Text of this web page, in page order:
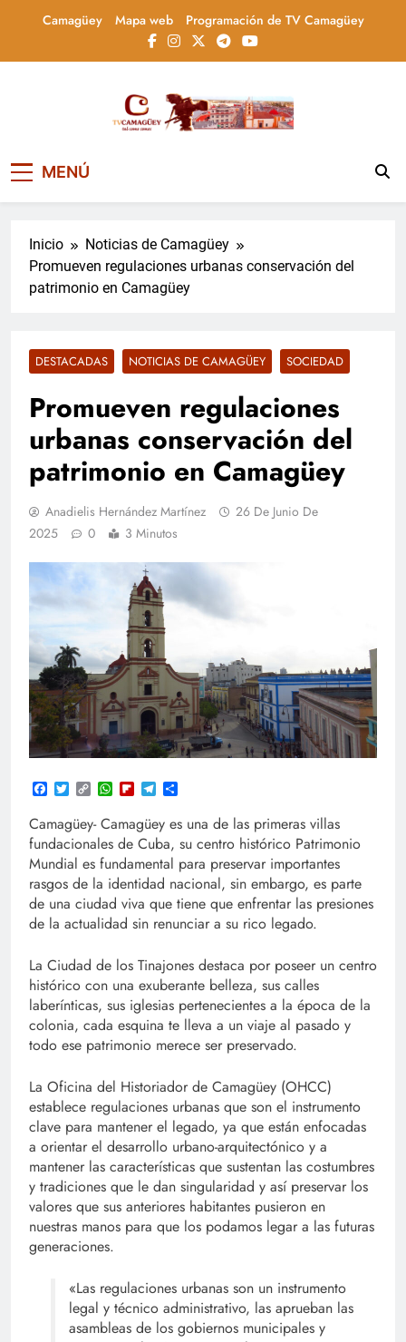
Camagüey Mapa web Programación de TV Camagüey
Televisión Camagüey,
Cuba
informa, educa y entretiene con contenidos
la actualidad nacional
MENÚ
Inicio
Noticias de Camagüey
Promueven regulaciones urbanas conservación del
patrimonio en Camagüey
DESTACADAS NOTICIAS DE CAMAGÜEY SOCIEDAD
Promueven regulaciones
urbanas conservación del
patrimonio en Camagüey
Anadielis Hernández Martínez
26 De Junio De
2025
0 3 Minutos
Facebook
TwitterCopy
Link
WhatsApp
FlipboardTelegram
Camagüey- Camagüey es una de las primeras villas
fundacionales de Cuba, su centro histórico Patrimonio
Mundial es fundamental para preservar importantes
rasgos de la identidad nacional, sin embargo, es parte
de una ciudad viva que tiene que enfrentar las presiones
de la actualidad sin renunciar a su rico legado.
La Ciudad de los Tinajones destaca por poseer un centro
histórico con una exuberante belleza, sus calles
laberínticas, sus iglesias pertenecientes a la época de la
colonia, cada esquina te lleva a un viaje al pasado y
todo ese patrimonio merece ser preservado.
La Oficina del Historiador de Camagüey (OHCC)
establece regulaciones urbanas que son el instrumento
clave para mantener el legado, ya que están enfocadas
a orientar el desarrollo urbano-arquitectónico y a
mantener las características que sustentan las costumbres
y tradiciones que le dan singularidad y así preservar los
valores que sus anteriores habitantes pusieron en
nuestras manos para que los podamos legar a las futuras
generaciones.
«Las regulaciones urbanas son un instrumento
legal y técnico administrativo, las aprueban las
asambleas de los gobiernos municipales y